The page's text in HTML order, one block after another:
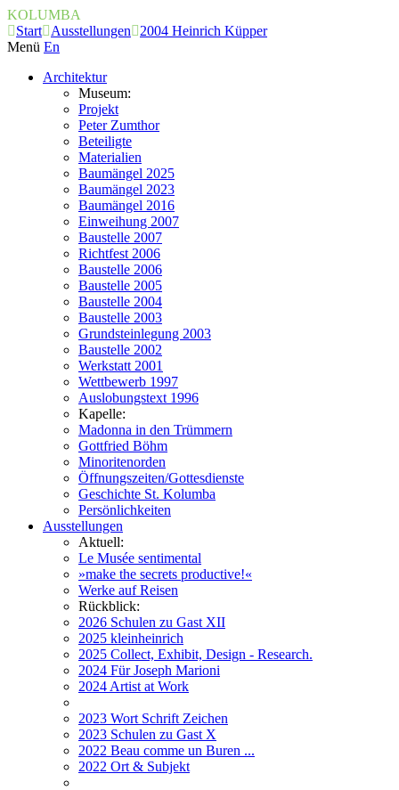
KOLUMBA
Start
Ausstellungen
2004 Heinrich Küpper
Menü En
Architektur
Museum:
Projekt
Peter Zumthor
Beteiligte
Materialien
Baumängel 2025
Baumängel 2023
Baumängel 2016
Einweihung 2007
Baustelle 2007
Richtfest 2006
Baustelle 2006
Baustelle 2005
Baustelle 2004
Baustelle 2003
Grundsteinlegung 2003
Baustelle 2002
Werkstatt 2001
Wettbewerb 1997
Auslobungstext 1996
Kapelle:
Madonna in den Trümmern
Gottfried Böhm
Minoritenorden
Öffnungszeiten/Gottesdienste
Geschichte St. Kolumba
Persönlichkeiten
Ausstellungen
Aktuell:
Le Musée sentimental
»make the secrets productive!«
Werke auf Reisen
Rückblick:
2026 Schulen zu Gast XII
2025 kleinheinrich
2025 Collect, Exhibit, Design - Research.
2024 Für Joseph Marioni
2024 Artist at Work
2023 Wort Schrift Zeichen
2023 Schulen zu Gast X
2022 Beau comme un Buren ...
2022 Ort & Subjekt